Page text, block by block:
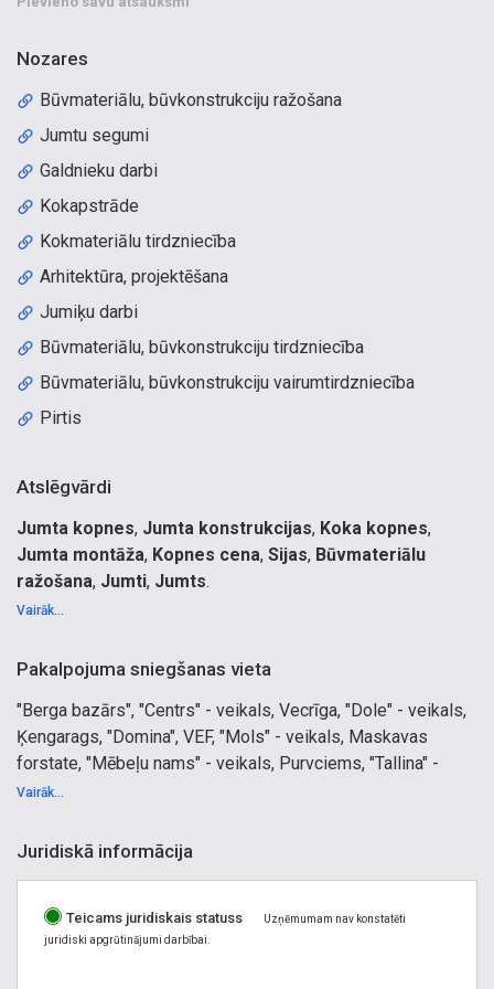
Nozares
Būvmateriālu, būvkonstrukciju ražošana
Jumtu segumi
Galdnieku darbi
Kokapstrāde
Kokmateriālu tirdzniecība
Arhitektūra, projektēšana
Jumiķu darbi
Būvmateriālu, būvkonstrukciju tirdzniecība
Būvmateriālu, būvkonstrukciju vairumtirdzniecība
Pirtis
Atslēgvārdi
Jumta kopnes, Jumta konstrukcijas, Koka kopnes,
Jumta montāža, Kopnes cena, Sijas, Būvmateriālu
ražošana, Jumti, Jumts.
Kokapstrādes uzņēmums Latvijā. Jumta koka kopņu
garāžas, nojumes, pirtis. Sijas. Būvmateriālu, koka
konstrukcijas uzstādīšana. Jumtu montāžas darbi. Jumtu
uzstādīšana, izgatavošana Rīga.
Vairāk...
Pakalpojuma sniegšanas vieta
"Berga bazārs", "Centrs" - veikals, Vecrīga, "Dole" - veikals,
Ķengarags, "Domina", VEF, "Mols" - veikals, Maskavas
forstate, "Mēbeļu nams" - veikals, Purvciems, "Tallina" -
veikals, Jugla, "Teātra pasāža", Vecrīga,Centrs, "Upīša
Aloja, Alūksne, Ape, Aplokciems, Asari, Asari, Valteri,
Berģi, Berģuciems, Juglas parks, Bišumuiža, Katlakalns,
Bolderāja, Brasa, Brekši, Brocēni, Bukulti, Bulduri, Centrs,
Vairāk...
Juridiskā informācija
Teicams juridiskais statuss
Uzņēmumam nav konstatēti
juridiski apgrūtinājumi darbībai.